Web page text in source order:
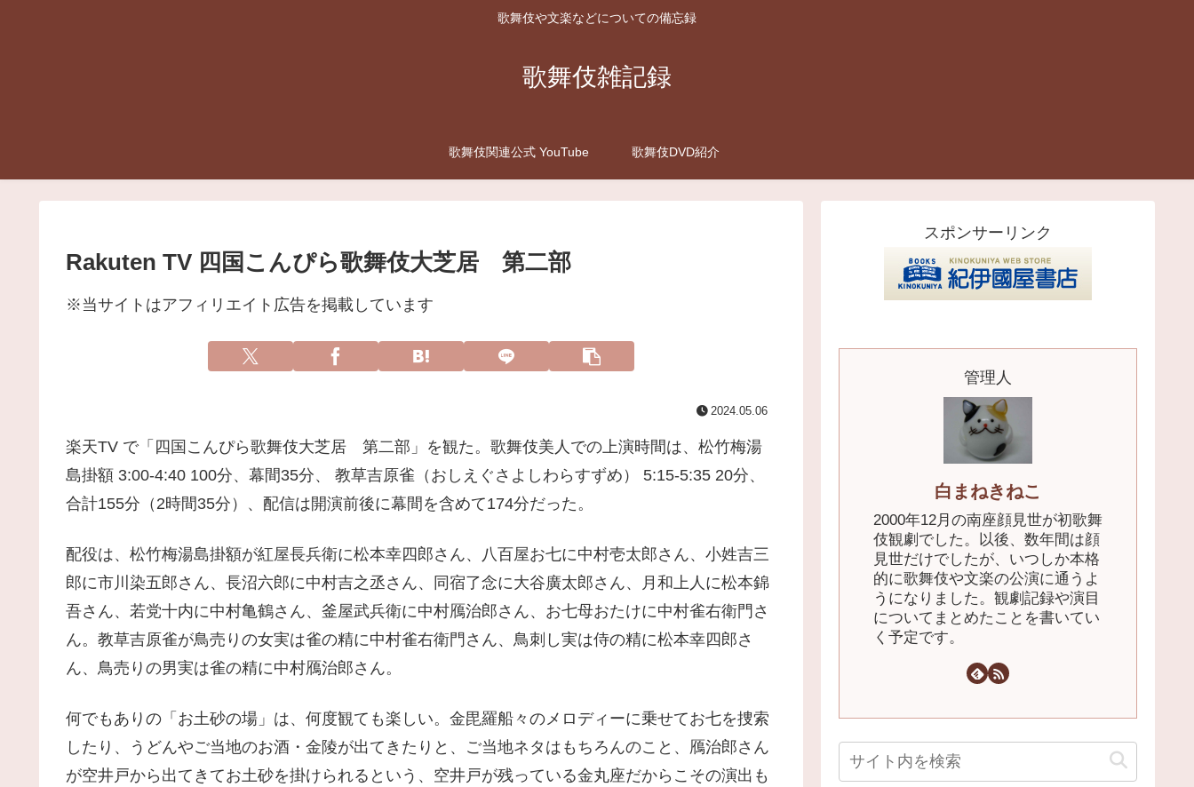
歌舞伎や文楽などについての備忘録
歌舞伎雑記録
歌舞伎関連公式 YouTube 歌舞伎DVD紹介
Rakuten TV 四国こんぴら歌舞伎大芝居 第二部
※当サイトはアフィリエイト広告を掲載しています
2024.05.06
楽天TV で「四国こんぴら歌舞伎大芝居 第二部」を観た。歌舞伎美人での上演時間は、松竹梅湯
島掛額 3:00-4:40 100分、幕間35分、 教草吉原雀（おしえぐさよしわらすずめ） 5:15-5:35 20分、
合計155分（2時間35分）、配信は開演前後に幕間を含めて174分だった。
配役は、松竹梅湯島掛額が紅屋長兵衛に松本幸四郎さん、八百屋お七に中村壱太郎さん、小姓吉三
郎に市川染五郎さん、長沼六郎に中村吉之丞さん、同宿了念に大谷廣太郎さん、月和上人に松本錦
吾さん、若党十内に中村亀鶴さん、釜屋武兵衛に中村鴈治郎さん、お七母おたけに中村雀右衛門さ
ん。教草吉原雀が鳥売りの女実は雀の精に中村雀右衛門さん、鳥刺し実は侍の精に松本幸四郎さ
ん、鳥売りの男実は雀の精に中村鴈治郎さん。
何でもありの「お土砂の場」は、何度観ても楽しい。金毘羅船々のメロディーに乗せてお七を捜索
したり、うどんやご当地のお酒・金陵が出てきたりと、ご当地ネタはもちろんのこと、鴈治郎さん
が空井戸から出てきてお土砂を掛けられるという、空井戸が残っている金丸座だからこその演出も
スポンサーリンク
管理人
白まねきねこ
2000年12月の南座顔見世が初歌舞
伎観劇でした。以後、数年間は顔
見世だけでしたが、いつしか本格
的に歌舞伎や文楽の公演に通うよ
うになりました。観劇記録や演目
についてまとめたことを書いてい
く予定です。